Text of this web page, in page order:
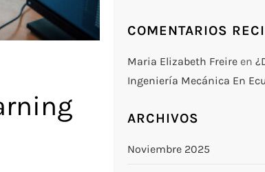
COMENTARIOS
Maria Elizabeth Freireen
Ingeniería Mecánica En
ARCHIVOS
Noviembre 2025